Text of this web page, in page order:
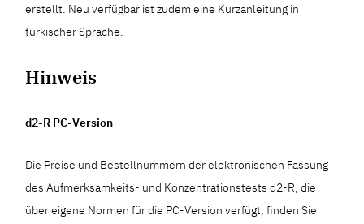
erstellt. Neu verfügbar ist zudem eine Kurzanleitung in
türkischer Sprache.
Hinweis
d2-R PC-Version
Die Preise und Bestellnummern der elektronischen Fassung
des Aufmerksamkeits- und Konzentrationstests d2-R, die
über eigene Normen für die PC-Version verfügt, finden Sie